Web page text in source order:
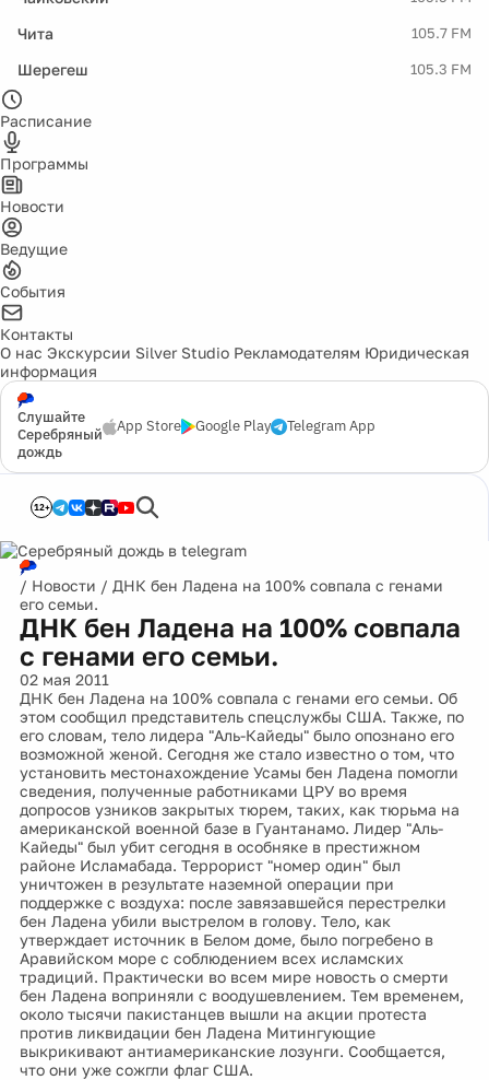
Чита 105.7 FM
Шерегеш 105.3 FM
Расписание
Программы
Новости
Ведущие
События
Контакты
О нас Экскурсии Silver Studio Рекламодателям Юридическая
информация
Слушайте
Серебряный
дождь
App Store Google Play Telegram App
12+
/ Новости / ДНК бен Ладена на 100% совпала с генами
его семьи.
ДНК бен Ладена на 100% совпала
с генами его семьи.
02 мая 2011
ДНК бен Ладена на 100% совпала с генами его семьи. Об
этом сообщил представитель спецслужбы США. Также, по
его словам, тело лидера "Аль-Кайеды" было опознано его
возможной женой. Сегодня же стало известно о том, что
установить местонахождение Усамы бен Ладена помогли
сведения, полученные работниками ЦРУ во время
допросов узников закрытых тюрем, таких, как тюрьма на
американской военной базе в Гуантанамо. Лидер "Аль-
Кайеды" был убит сегодня в особняке в престижном
районе Исламабада. Террорист "номер один" был
уничтожен в результате наземной операции при
поддержке с воздуха: после завязавшейся перестрелки
бен Ладена убили выстрелом в голову. Тело, как
утверждает источник в Белом доме, было погребено в
Аравийском море с соблюдением всех исламских
традиций. Практически во всем мире новость о смерти
бен Ладена воприняли с воодушевлением. Тем временем,
около тысячи пакистанцев вышли на акции протеста
против ликвидации бен Ладена Митингующие
выкрикивают антиамериканские лозунги. Сообщается,
что они уже сожгли флаг США.